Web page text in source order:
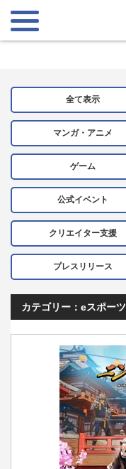
全て表示
マンガ・アニメ
ゲーム
公式イベント
クリエイター支援
プレスリリース
カテゴリー：eスポーツ